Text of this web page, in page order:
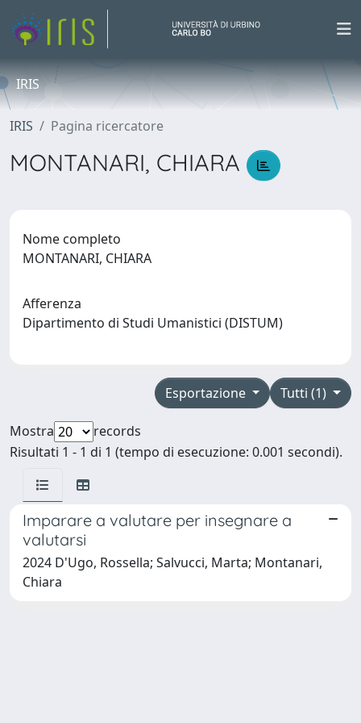
IRIS
IRIS Pagina ricercatore
MONTANARI, CHIARA
Nome completo
MONTANARI, CHIARA
Afferenza
Dipartimento di Studi Umanistici (DISTUM)
Tutti (1)
Esportazione
Mostra
records
Risultati 1 - 1 di 1 (tempo di esecuzione: 0.001 secondi).
Imparare a valutare per insegnare a
valutarsi
2024 D'Ugo, Rossella; Salvucci, Marta; Montanari,
Chiara